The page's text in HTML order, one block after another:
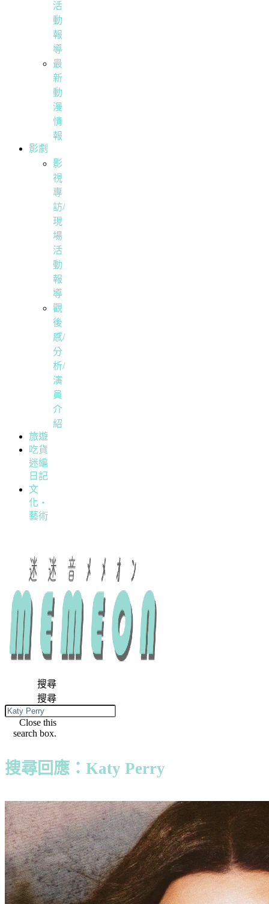
活
動
報
導
最
新
動
漫
情
報
影劇
影
視
專
訪/
現
場
活
動
報
導
觀
後
感/
分
析/
演
員
介
紹
旅遊
吃貨
迷編
日記
文
化・
藝術
搜尋
搜尋
Close this
search box.
搜尋回應：Katy Perry